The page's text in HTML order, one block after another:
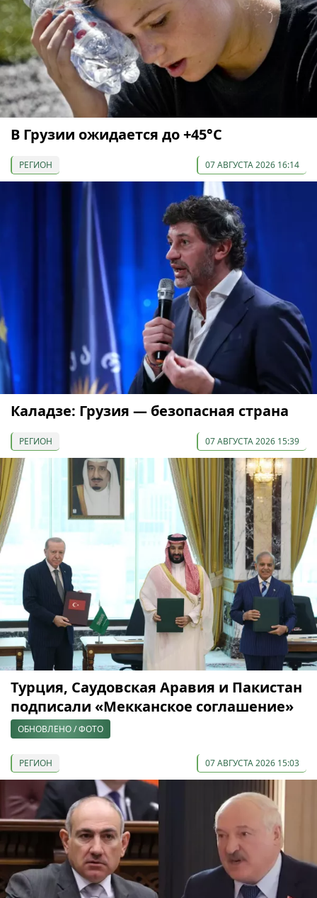
В Грузии ожидается до +45°С
РЕГИОН 07 АВГУСТА 2026 16:14
Каладзе: Грузия — безопасная страна
РЕГИОН 07 АВГУСТА 2026 15:39
Турция, Саудовская Аравия и Пакистан
подписали «Мекканское соглашение»
ОБНОВЛЕНО / ФОТО
РЕГИОН 07 АВГУСТА 2026 15:03